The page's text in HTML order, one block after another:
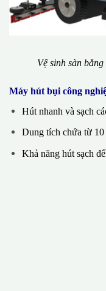
Vệ sinh sàn
Máy hút bụi công
Hút nhanh và sạch
Dung tích chứa từ
Khả năng hút sạch